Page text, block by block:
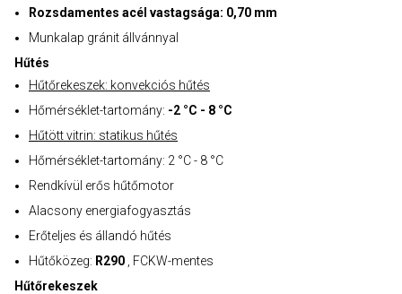
Rozsdamentes acél vastagsága: 0,70 mm
Munkalap gránit állvánnyal
Hűtés
Hűtőrekeszek: konvekciós hűtés
Hőmérséklet-tartomány: -2 °C - 8 °C
Hűtött vitrin: statikus hűtés
Hőmérséklet-tartomány: 2 °C - 8 °C
Rendkívül erős hűtőmotor
Alacsony energiafogyasztás
Erőteljes és állandó hűtés
Hűtőközeg: R290 , FCKW-mentes
Hűtőrekeszek